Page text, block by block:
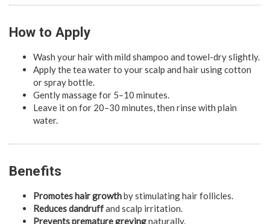
How to Apply
Wash your hair with mild shampoo and towel-dry slightly.
Apply the tea water to your scalp and hair using cotton
or spray bottle.
Gently massage for 5–10 minutes.
Leave it on for 20–30 minutes, then rinse with plain
water.
Benefits
Promotes hair growthby stimulating hair follicles.
Reduces dandruffand scalp irritation.
Prevents premature greyingnaturally.